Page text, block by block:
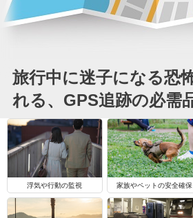
旅行中に迷子になる恐
れる、GPS追跡の必需
浮気や行動の監視 家族やペットの安全確保